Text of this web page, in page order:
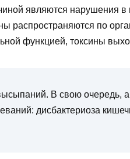
являются нарушения в
распространяются по
функцией, токсины
В свою очередь,
дисбактериоза